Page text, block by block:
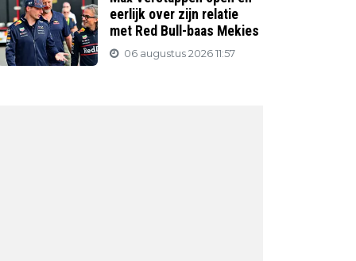
eerlijk over zijn relatie
met Red Bull-baas Mekies
06 augustus 2026 11:57